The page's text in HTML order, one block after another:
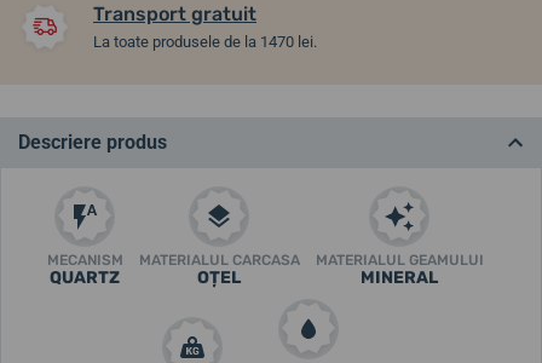
Transport gratuit
La toate produsele de la 1470 lei.
Descriere produs
MECANISM
QUARTZ
MATERIALUL CARCASA
OȚEL
MATERIALUL GEAMULUI
MINERAL